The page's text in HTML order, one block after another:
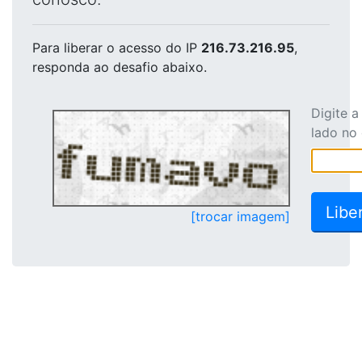
Para liberar o acesso do IP 216.73.216.95,
responda ao desafio abaixo.
[trocar imagem]
Digite
lado no